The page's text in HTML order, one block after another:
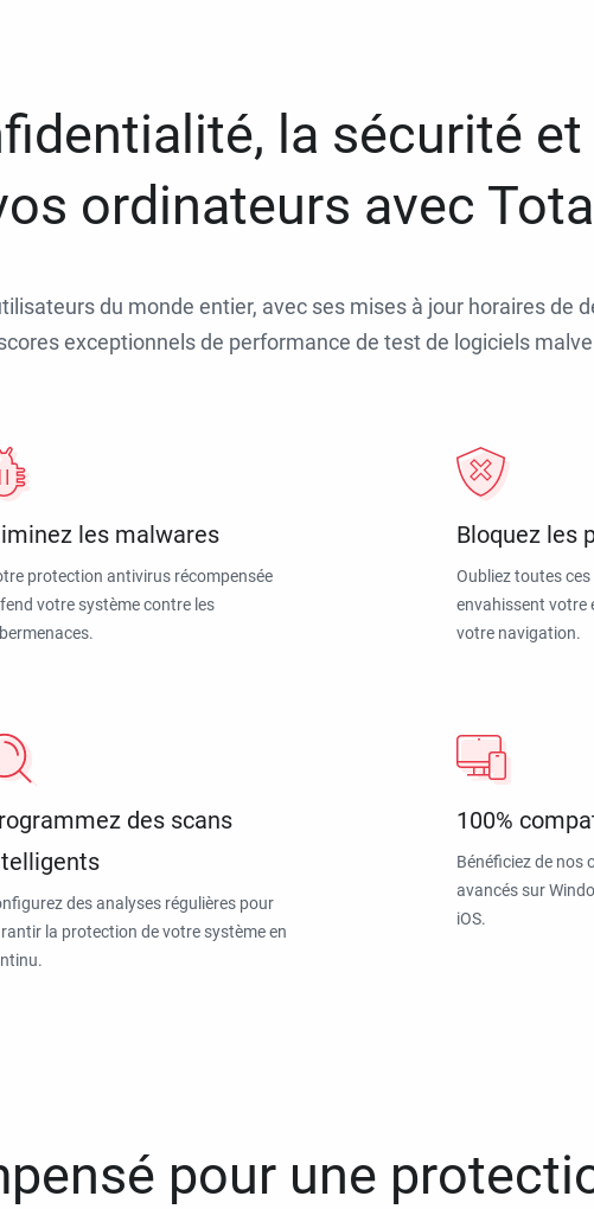
la sécurité et
ordinateurs avec
du monde entier, avec ses mises à jour horaires de
exceptionnels de performance de test de logiciels
les malwares
protection antivirus récompensée
votre système contre les
Bloquez les
Oubliez toutes
envahissent votre
votre navigation.
des scans
des analyses régulières pour
la protection de votre système en
100%
Bénéficiez de nos
avancés sur
iOS.
pour une